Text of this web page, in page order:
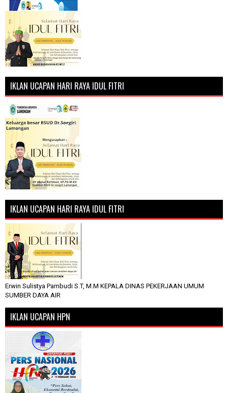
IKLAN UCAPAN HARI RAYA IDUL FITRI
IKLAN UCAPAN HARI RAYA IDUL FITRI
Erwin Sulistya Pambudi S.T, M.M KEPALA DINAS PEKERJAAN UMUM
SUMBER DAYA AIR
IKLAN UCAPAN HPN